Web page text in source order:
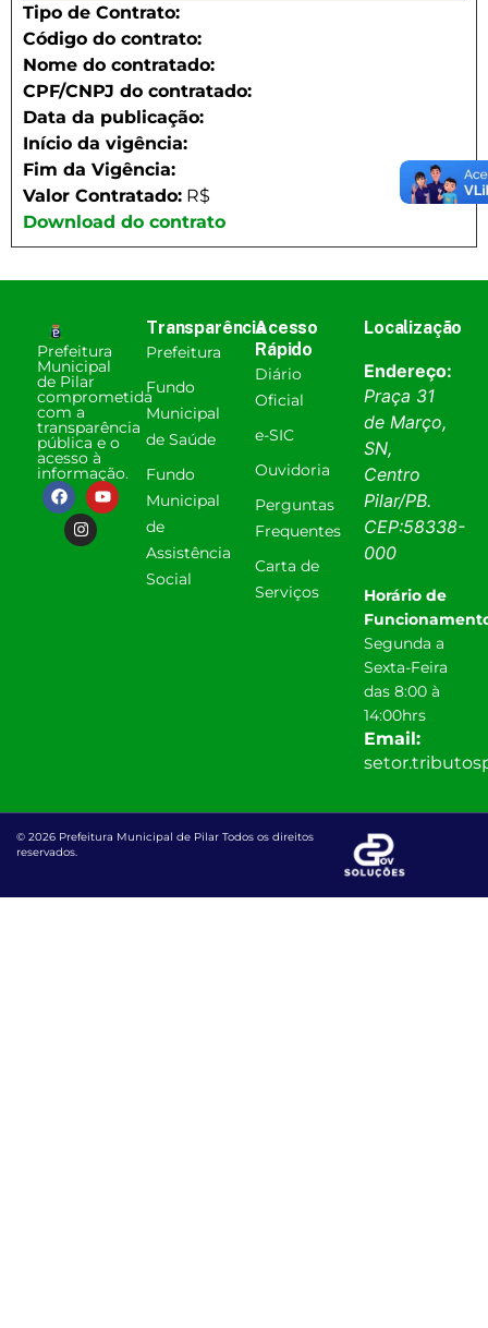
Tipo de Contrato:
Código do contrato:
Nome do contratado:
CPF/CNPJ do contratado:
Data da publicação:
Início da vigência:
Fim da Vigência:
Valor Contratado: R$
Download do contrato
Prefeitura
Municipal
de Pilar
comprometida
com a
transparência
pública e o
acesso à
informação.
Transparência
Prefeitura
Fundo
Municipal
de Saúde
Fundo
Municipal
de
Assistência
Social
Acesso
Rápido
Diário
Oficial
e-SIC
Ouvidoria
Perguntas
Frequentes
Carta de
Serviços
Localização
Endereço:
Praça 31
de Março,
SN,
Centro
Pilar/PB.
CEP:58338-
000
Horário de
Segunda a
Sexta-Feira
das 8:00 à
14:00hrs
Email:
© 2026 Prefeitura Municipal de Pilar Todos os direitos
reservados.